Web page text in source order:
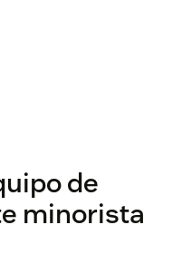
de
minorista